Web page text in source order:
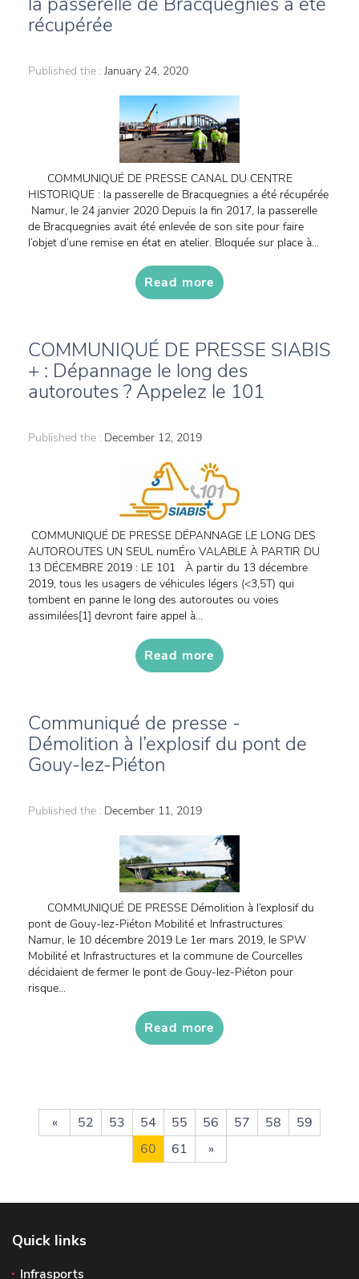
récupérée
Published the : January 24, 2020
COMMUNIQUÉ DE PRESSE CANAL DU CENTRE
HISTORIQUE : la passerelle de Bracquegnies a été récupérée
Namur, le 24 janvier 2020 Depuis la fin 2017, la passerelle
de Bracquegnies avait été enlevée de son site pour faire
l’objet d’une remise en état en atelier. Bloquée sur place à...
Read more
COMMUNIQUÉ DE PRESSE SIABIS
+ : Dépannage le long des
autoroutes ? Appelez le 101
Published the : December 12, 2019
COMMUNIQUÉ DE PRESSE DÉPANNAGE LE LONG DES
AUTOROUTES UN SEUL numÉro VALABLE À PARTIR DU
13 DÉCEMBRE 2019 : LE 101 À partir du 13 décembre
2019, tous les usagers de véhicules légers (<3,5T) qui
tombent en panne le long des autoroutes ou voies
assimilées[1] devront faire appel à...
Read more
Communiqué de presse -
Démolition à l’explosif du pont de
Gouy-lez-Piéton
Published the : December 11, 2019
COMMUNIQUÉ DE PRESSE Démolition à l’explosif du
pont de Gouy-lez-Piéton Mobilité et Infrastructures
Namur, le 10 décembre 2019 Le 1er mars 2019, le SPW
Mobilité et Infrastructures et la commune de Courcelles
décidaient de fermer le pont de Gouy-lez-Piéton pour
risque...
Read more
« 52 53 54 55 56 57 58
59
60
61 »
Quick links
Infrasports